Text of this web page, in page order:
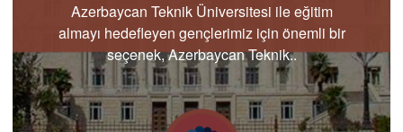
Azerbaycan Teknik Üniversitesi ile eğitim
almayı hedefleyen gençlerimiz için önemli bir
seçenek, Azerbaycan Teknik..